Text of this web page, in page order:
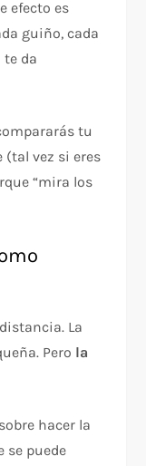
efecto es
guiño, cada
te da
tu
(tal vez si eres
“mira los
La
Pero la
hacer la
se puede